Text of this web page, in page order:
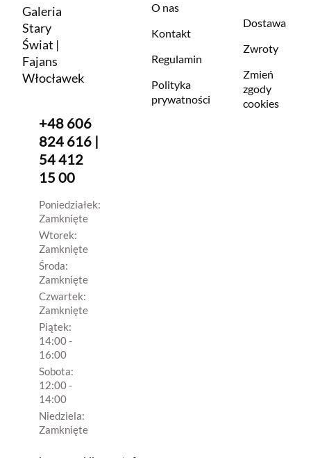
Galeria
Stary
Świat |
Fajans
Włocławek
+48 606
824 616 |
54 412
15 00
Poniedziałek:
Zamknięte
Wtorek:
Zamknięte
Środa:
Zamknięte
Czwartek:
Zamknięte
Piątek:
14:00 -
16:00
Sobota:
12:00 -
14:00
Niedziela:
Zamknięte
O nas
Kontakt
Regulamin
Polityka
prywatności
Dostawa
Zwroty
Zmień
zgody
cookies